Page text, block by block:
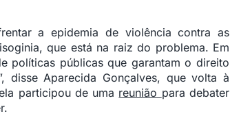
a epidemia de violência contra as
que está na raiz do problema. Em
políticas públicas que garantam o direito
disse Aparecida Gonçalves, que volta à
participou de uma reunião para debater